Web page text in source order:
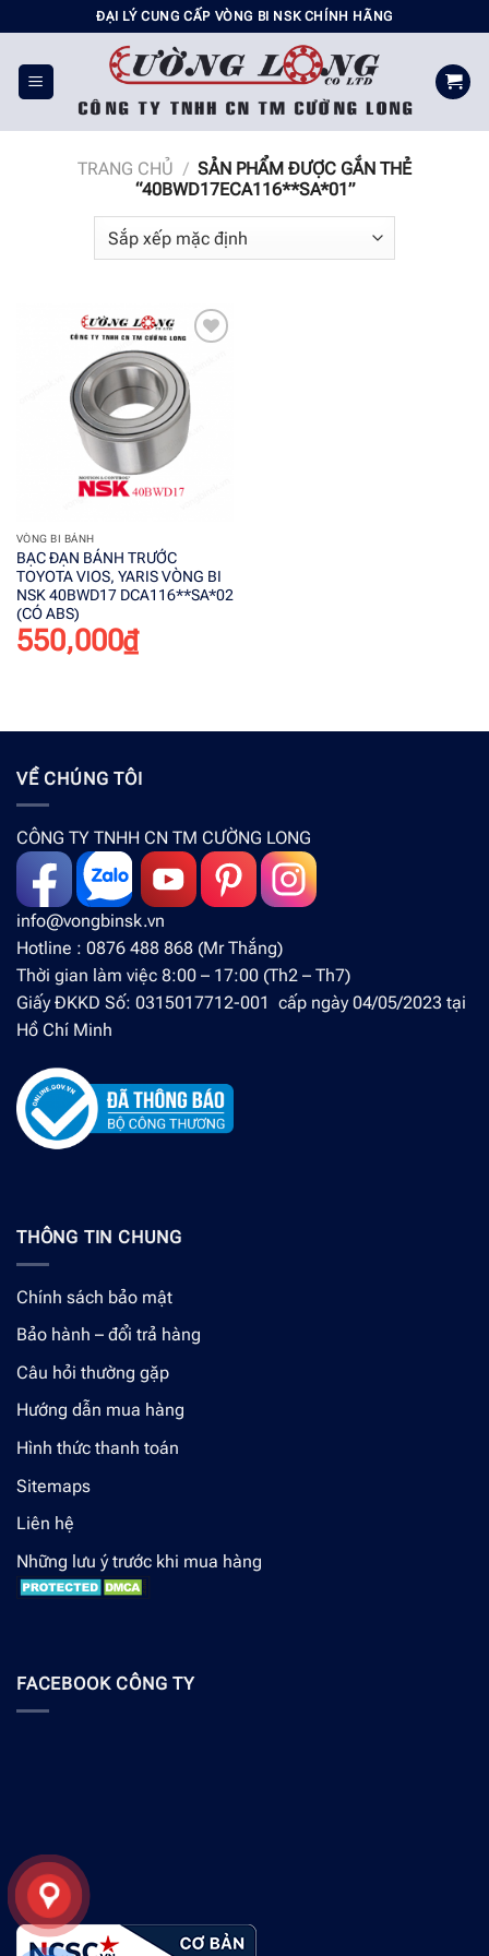
đến
nội
dung
ĐẠI LÝ CUNG CẤP VÒNG BI NSK CHÍNH HÃNG
TRANG CHỦ / SẢN PHẨM ĐƯỢC GẮN THẺ
“40BWD17ECA116**SA*01”
Add to
wishlist
VÒNG BI BÁNH
BẠC ĐẠN BÁNH TRƯỚC
TOYOTA VIOS, YARIS VÒNG BI
NSK 40BWD17 DCA116**SA*02
(CÓ ABS)
550,000₫
VỀ CHÚNG TÔI
CÔNG TY TNHH CN TM CƯỜNG LONG
info@vongbinsk.vn
Hotline : 0876 488 868 (Mr Thắng)
Thời gian làm việc 8:00 – 17:00 (Th2 – Th7)
Giấy ĐKKD Số: 0315017712-001 cấp ngày 04/05/2023 tại
Hồ Chí Minh
THÔNG TIN CHUNG
Chính sách bảo mật
Bảo hành – đổi trả hàng
Câu hỏi thường gặp
Hướng dẫn mua hàng
Hình thức thanh toán
Sitemaps
Liên hệ
Những lưu ý trước khi mua hàng
FACEBOOK CÔNG TY